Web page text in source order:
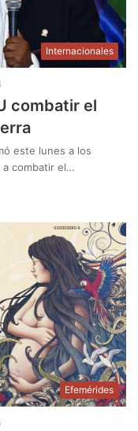
Internacionales
combatir el
este lunes a los
a combatir el…
Efemérides